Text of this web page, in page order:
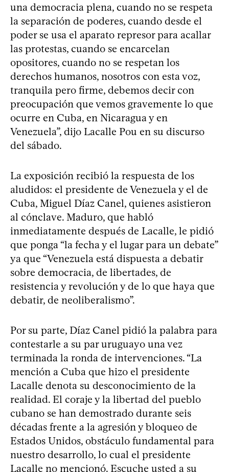
una democracia plena, cuando no se respeta
la separación de poderes, cuando desde el
poder se usa el aparato represor para acallar
las protestas, cuando se encarcelan
opositores, cuando no se respetan los
derechos humanos, nosotros con esta voz,
tranquila pero firme, debemos decir con
preocupación que vemos gravemente lo que
ocurre en Cuba, en Nicaragua y en
Venezuela”, dijo Lacalle Pou en su discurso
del sábado.
La exposición recibió la respuesta de los
aludidos: el presidente de Venezuela y el de
Cuba, Miguel Díaz Canel, quienes asistieron
al cónclave. Maduro, que habló
inmediatamente después de Lacalle, le pidió
que ponga “la fecha y el lugar para un debate”
ya que “Venezuela está dispuesta a debatir
sobre democracia, de libertades, de
resistencia y revolución y de lo que haya que
debatir, de neoliberalismo”.
Por su parte, Díaz Canel pidió la palabra para
contestarle a su par uruguayo una vez
terminada la ronda de intervenciones. “La
mención a Cuba que hizo el presidente
Lacalle denota su desconocimiento de la
realidad. El coraje y la libertad del pueblo
cubano se han demostrado durante seis
décadas frente a la agresión y bloqueo de
Estados Unidos, obstáculo fundamental para
nuestro desarrollo, lo cual el presidente
Lacalle no mencionó. Escuche usted a su